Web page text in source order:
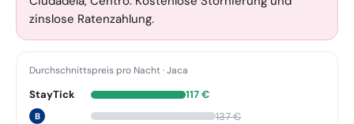
zinslose Ratenzahlung.
Durchschnittspreis pro Nacht·Jaca
StayTick 117€
B 137€